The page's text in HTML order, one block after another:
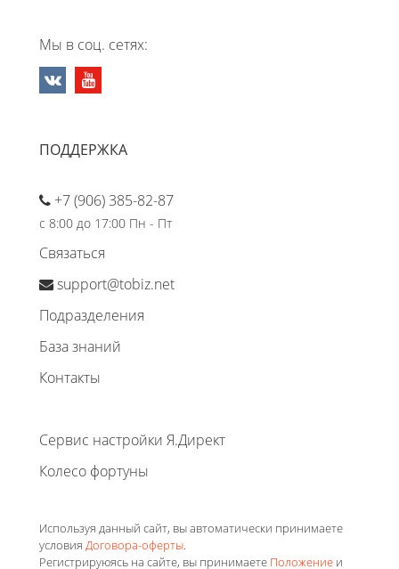
Мы в соц. сетях:
ПОДДЕРЖКА
+7 (906) 385-82-87
с 8:00 до 17:00 Пн - Пт
Связаться
support@tobiz.net
Подразделения
База знаний
Контакты
Сервис настройки Я.Директ
Колесо фортуны
Используя данный сайт, вы автоматически принимаете
условия Договора-оферты.
Регистрируюясь на сайте, вы принимаете Положение и